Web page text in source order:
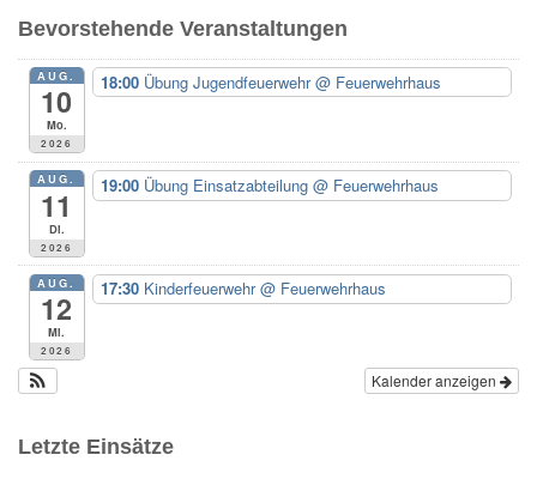
n
n
:
Bevorstehende Veranstaltungen
AUG.
10
Mo.
2026
18:00 Übung Jugendfeuerwehr@ Feuerwehrhaus
AUG.
11
Di.
2026
19:00 Übung Einsatzabteilung @ Feuerwehrhaus
AUG.
12
Mi.
2026
17:30 Kinderfeuerwehr@ Feuerwehrhaus
Kalender anzeigen
Letzte Einsätze